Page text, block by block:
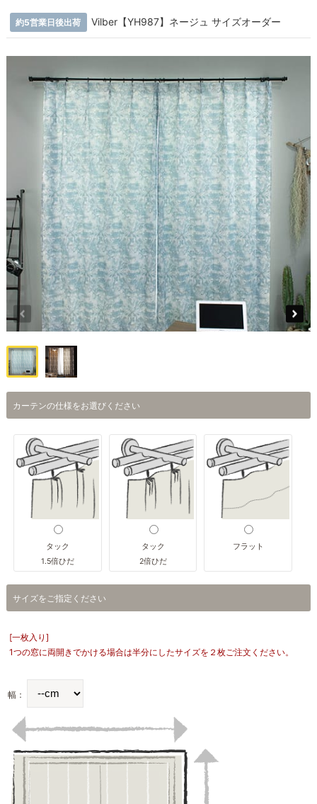
約5営業日後出荷 Vilber【YH987】ネージュ サイズオーダー
カーテンの仕様をお選びください
タック
1.5倍ひだ
タック
2倍ひだ
フラット
サイズをご指定ください
[一枚入り]
1つの窓に両開きでかける場合は半分にしたサイズを２枚ご注文ください。
幅：